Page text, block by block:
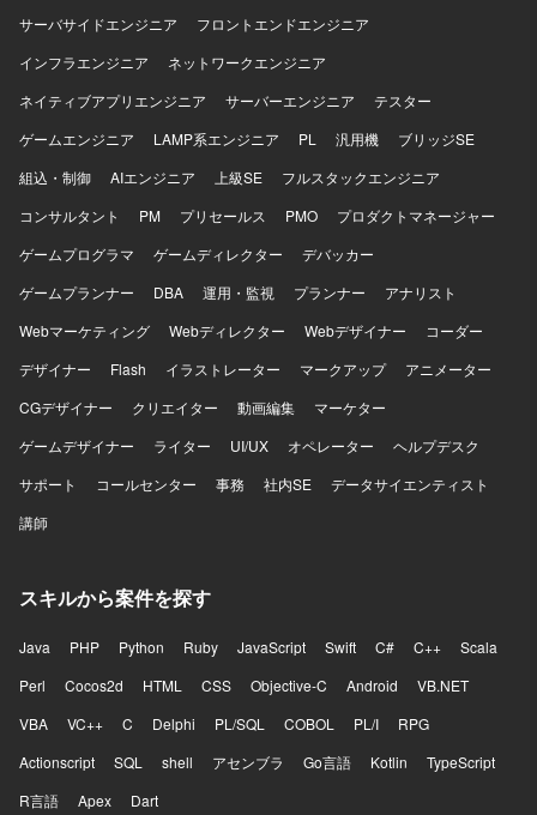
申請システムという社会的インパクトの大きい案件に参画
るシステム開発の中核を担えるため、上流からのプロジェ
クトマネジメント経験を積むことができます。複数本部に
よる合同開発体制のもとで、横断的な調整力やマネジメン
トスキルを高められる環境です。 【開発環境】 Flutter、
AWS などを用いた環境での開発となります。
サーバサイドエンジニア
フロントエンドエンジニア
インフラエンジニア
ネットワークエンジニア
ネイティブアプリエンジニア
サーバーエンジニア
テスター
ゲームエンジニア
LAMP系エンジニア PL 汎用機
ブリッジSE
組込・制御
AIエンジニア 上級SE
フルスタックエンジニア
コンサルタント
PM プリセールス PMO
プロダクトマネージャー
ゲームプログラマ
ゲームディレクター
デバッカー
ゲームプランナー
DBA 運用・監視 プランナー
アナリスト
Webマーケティング
Webディレクター Webデザイナー
コーダー
デザイナー
Flash イラストレーター マークアップ
アニメーター
CGデザイナー
クリエイター 動画編集
マーケター
ゲームデザイナー
ライター UI/UX オペレーター
ヘルプデスク
サポート
コールセンター 事務 社内SE
データサイエンティスト
講師
スキルから案件を探す
Java PHP Python Ruby JavaScript Swift C# C++
Scala
Perl
Cocos2d HTML CSS Objective-C Android
VB.NET
VBA
VC++ C Delphi PL/SQL COBOL PL/I
RPG
Actionscript
SQL shell アセンブラ Go言語 Kotlin
TypeScript
R言語
Apex Dart